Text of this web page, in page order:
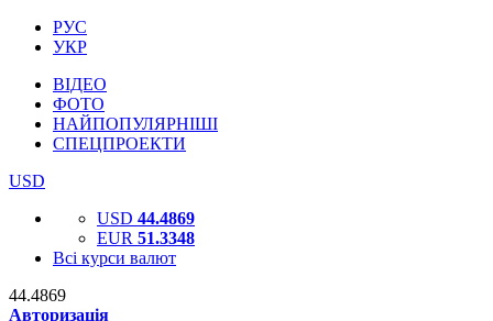
РУС
УКР
ВІДЕО
ФОТО
НАЙПОПУЛЯРНІШІ
СПЕЦПРОЕКТИ
USD
USD 44.4869
EUR 51.3348
Всі курси валют
44.4869
Авторизація